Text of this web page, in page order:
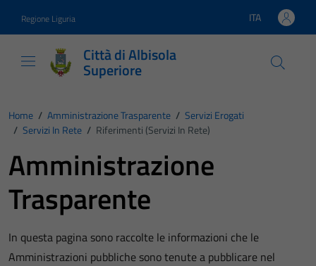
Regione Liguria Lingua attiva:
ITA
Città di Albisola
Superiore
Home / Amministrazione Trasparente / Servizi Erogati
/ Servizi In Rete / Riferimenti (Servizi In Rete)
Amministrazione
Trasparente
In questa pagina sono raccolte le informazioni che le
Amministrazioni pubbliche sono tenute a pubblicare nel